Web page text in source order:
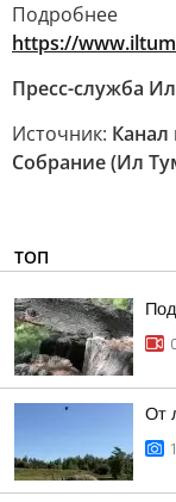
https://
Пресс-служба
Источник: Канал
Собрание (Ил
ТОП
От